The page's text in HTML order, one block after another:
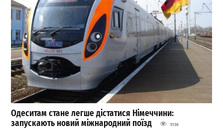
Одеситам стане легше дістатися Німеччини:
запускають новий міжнародний поїзд
5130